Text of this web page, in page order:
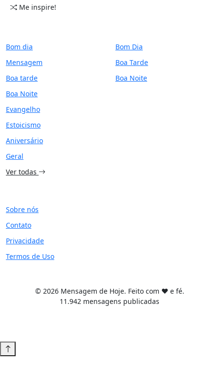
Me inspire!
Bom dia
Mensagem
Boa tarde
Boa Noite
Evangelho
Estoicismo
Aniversário
Geral
Ver todas
Bom Dia
Boa Tarde
Boa Noite
Sobre nós
Contato
Privacidade
Termos de Uso
© 2026 Mensagem de Hoje. Feito com ❤️ e fé.
11.942 mensagens publicadas